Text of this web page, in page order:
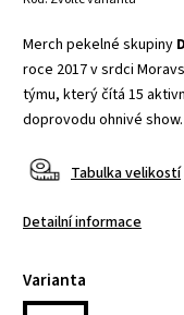
Merch pekelné skupiny
roce 2017 v srdci
týmu, který čítá 15
doprovodu ohnivé show.
Tabulka velikostí
Detailní informace
Varianta